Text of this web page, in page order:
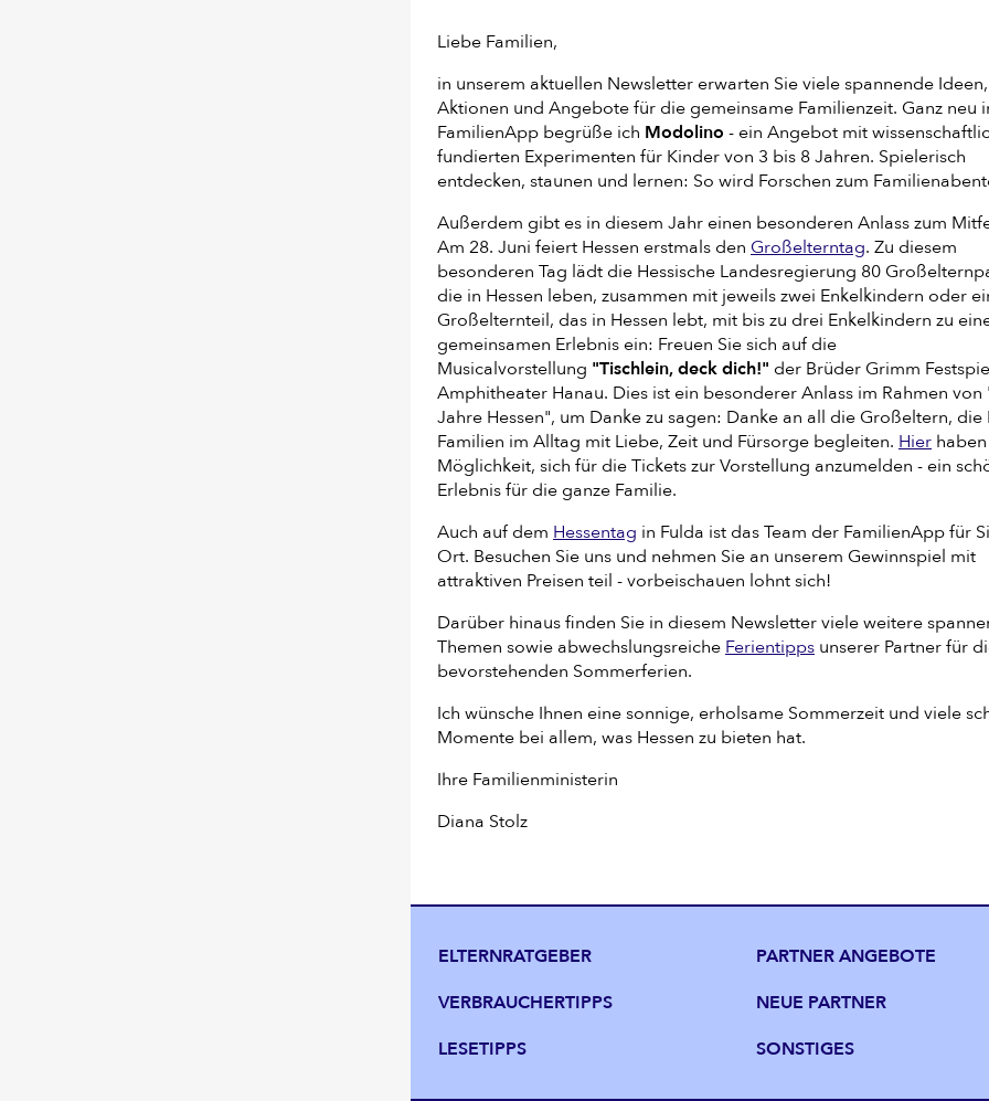
Liebe Familien,
in unserem aktuellen Newsletter erwarten Sie viele spannende Ideen,
Aktionen und Angebote für die gemeinsame Familienzeit. Ganz neu
FamilienApp begrüße ich Modolino - ein Angebot mit
fundierten Experimenten für Kinder von 3 bis 8 Jahren. Spielerisch
entdecken, staunen und lernen: So wird Forschen zum
Außerdem gibt es in diesem Jahr einen besonderen Anlass zum
Am 28. Juni feiert Hessen erstmals den Großelterntag. Zu diesem
besonderen Tag lädt die Hessische Landesregierung 80
die in Hessen leben, zusammen mit jeweils zwei Enkelkindern oder
Großelternteil, das in Hessen lebt, mit bis zu drei Enkelkindern zu
gemeinsamen Erlebnis ein: Freuen Sie sich auf die
Musicalvorstellung "Tischlein, deck dich!" der Brüder Grimm
Amphitheater Hanau. Dies ist ein besonderer Anlass im Rahmen von
Jahre Hessen", um Danke zu sagen: Danke an all die Großeltern, die
Familien im Alltag mit Liebe, Zeit und Fürsorge begleiten. Hier
Möglichkeit, sich für die Tickets zur Vorstellung anzumelden - ein
Erlebnis für die ganze Familie.
Auch auf dem Hessentag in Fulda ist das Team der FamilienApp für
Ort. Besuchen Sie uns und nehmen Sie an unserem Gewinnspiel mit
attraktiven Preisen teil - vorbeischauen lohnt sich!
Darüber hinaus finden Sie in diesem Newsletter viele weitere
Themen sowie abwechslungsreiche Ferientipps unserer Partner für
bevorstehenden Sommerferien.
Ich wünsche Ihnen eine sonnige, erholsame Sommerzeit und viele
Momente bei allem, was Hessen zu bieten hat.
Ihre Familienministerin
Diana Stolz
ELTERNRATGEBER
VERBRAUCHERTIPPS
LESETIPPS
PARTNER ANGEBOTE
NEUE PARTNER
SONSTIGES